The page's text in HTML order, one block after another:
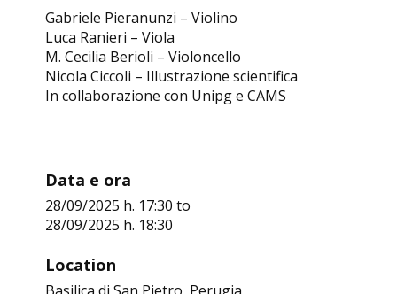
Gabriele Pieranunzi – Violino
Luca Ranieri – Viola
M. Cecilia Berioli – Violoncello
Nicola Ciccoli – Illustrazione scientifica
In collaborazione con Unipg e CAMS
Data e ora
28/09/2025 h. 17:30 to
28/09/2025 h. 18:30
Location